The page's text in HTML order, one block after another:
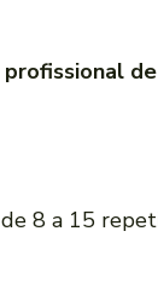
profissional
8 a 15